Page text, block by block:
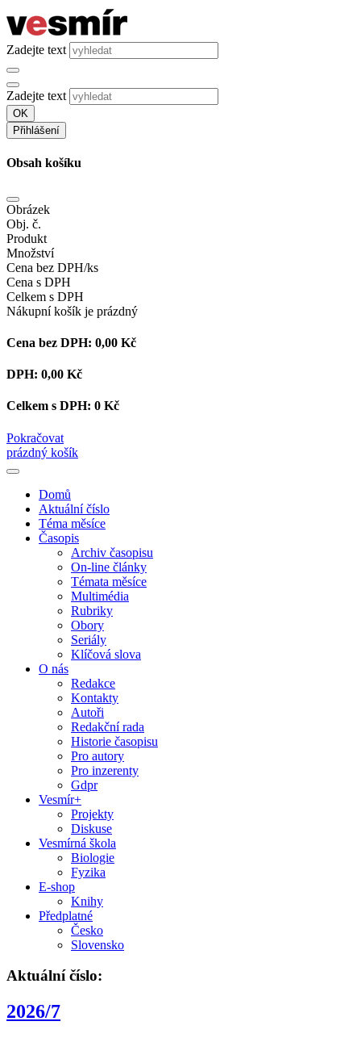
Zadejte text
Zadejte text
OK
Přihlášení
Obsah košíku
Obrázek
Obj. č.
Produkt
Množství
Cena bez DPH/ks
Cena s DPH
Celkem s DPH
Nákupní košík je prázdný
Cena bez DPH: 0,00 Kč
DPH: 0,00 Kč
Celkem s DPH: 0 Kč
Pokračovat
prázdný košík
Domů
Aktuální číslo
Téma měsíce
Časopis
Archiv časopisu
On-line články
Témata měsíce
Multimédia
Rubriky
Obory
Seriály
Klíčová slova
O nás
Redakce
Kontakty
Autoři
Redakční rada
Historie časopisu
Pro autory
Pro inzerenty
Gdpr
Vesmír+
Projekty
Diskuse
Vesmírná škola
Biologie
Fyzika
E-shop
Knihy
Předplatné
Česko
Slovensko
Aktuální číslo:
2026/7